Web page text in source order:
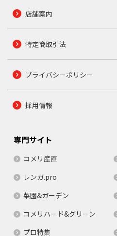
店舗案内
特定商取引法
プライバシーポリシー
採用情報
専門サイト
コメリ産直
レンガ.pro
菜園&ガーデン
コメリハード&グリーン
プロ特集